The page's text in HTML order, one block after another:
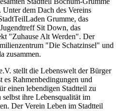
Unter dem Dach des Vereins
Grumme, das
Sit Down, das
"Zuhause Alt Werden". Der
"Die Schatzinsel" und
zusammen.
stellt die Lebenswelt der Bürger
Rahmenbedingungen und
einen lebendigen Stadtteil zu
ihre Lebensqualität im
Der Verein Leben im Stadtteil